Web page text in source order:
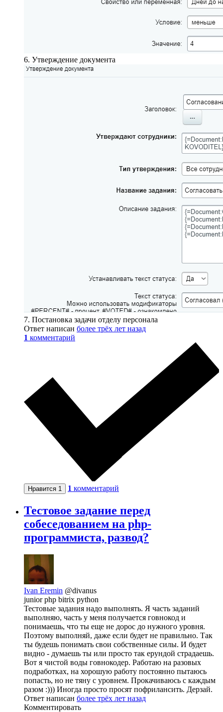
6. Утверждение документа
7. Постановка задачи отделу персонала
Ответ написан более трёх лет назад
1 комментарий
Нравится 1 1 комментарий
Тестовое задание перед
собеседованием на php-
программиста, развод?
Ivan Eremin @divanus
junior php bitrix python
Тестовые задания надо выполнять. Я часть заданий
выполняю, часть у меня получается говнокод и
понимаешь, что ты еще не дорос до нужного уровня.
Поэтому выполняй, даже если будет не правильно. Так
ты будешь понимать свои собственные силы. И будет
видно - думаешь ты или просто так ерундой страдаешь.
Вот я чистой воды говнокодер. Работаю на разовых
подработках, на хорошую работу постоянно пытаюсь
попасть, но не тяну с уровнем. Прокачиваюсь с каждым
разом :))) Иногда просто просят пофрилансить. Дерзай.
Ответ написан более трёх лет назад
Комментировать